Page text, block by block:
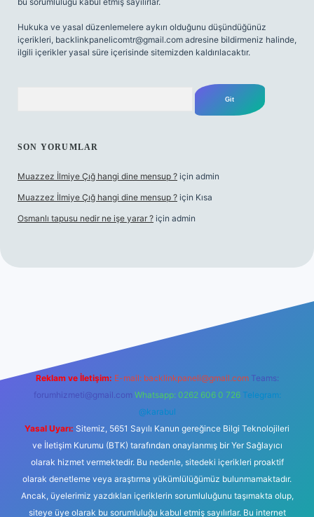
Hukuka ve yasal düzenlemelere aykırı olduğunu düşündüğünüz
içerikleri, backlinkpanelicomtr@gmail.com adresine bildirmeniz halinde,
ilgili içerikler yasal süre içerisinde sitemizden kaldırılacaktır.
SON YORUMLAR
Muazzez İlmiye Çığ hangi dine mensup ? için admin
Muazzez İlmiye Çığ hangi dine mensup ? için Kısa
Osmanlı tapusu nedir ne işe yarar ? için admin
m elexbet
Reklam ve İletişim: E-mail: backlinkpaneli@gmail.com Teams:
forumhizmeti@gmail.com Whatsapp: 0262 606 0 726 Telegram:
@karabul
Yasal Uyarı: Sitemiz, 5651 Sayılı Kanun gereğince Bilgi Teknolojileri
ve İletişim Kurumu (BTK) tarafından onaylanmış bir Yer Sağlayıcı
olarak hizmet vermektedir. Bu nedenle, sitedeki içerikleri proaktif
olarak denetleme veya araştırma yükümlülüğümüz bulunmamaktadır.
Ancak, üyelerimiz yazdıkları içeriklerin sorumluluğunu taşımakta olup,
siteye üye olarak bu sorumluluğu kabul etmiş sayılırlar. Bu internet